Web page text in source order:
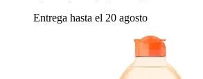
Entrega hasta el 20 agosto